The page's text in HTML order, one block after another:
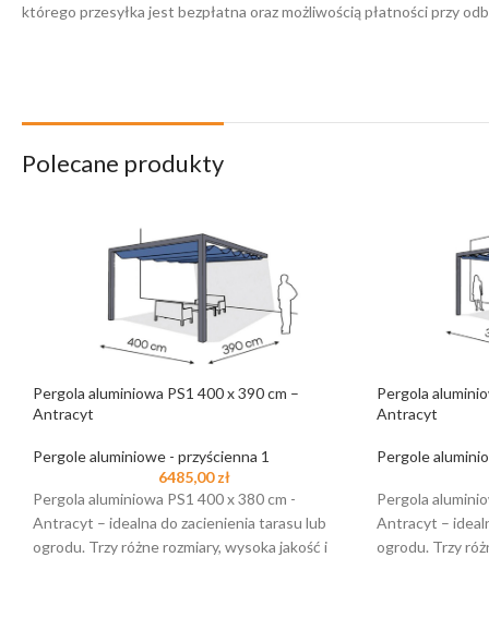
którego przesyłka jest bezpłatna oraz możliwością płatności przy
Polecane produkty
Pergola aluminiowa PS1 400 x 390 cm –
Antracyt
Pergole aluminiowe - przyścienna 1
6485,00zł
Pergola aluminiowa PS1 400 x 380 cm -
Antracyt – idealna do zacienienia tarasu lub
ogrodu. Trzy różne rozmiary, wysoka jakość i
Pergola
Antracyt
Pergole
Pergola
Antracyt –
ogrodu. Trzy